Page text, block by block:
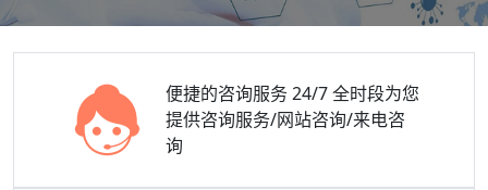
便捷的咨询服务24/7 全时段为您
提供咨询服务/网站咨询/来电咨
询